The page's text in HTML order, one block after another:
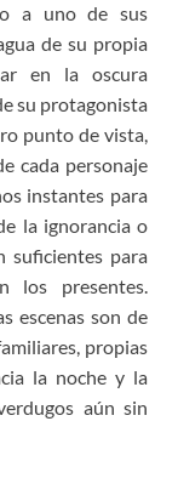
a uno de sus
de su propia
en la oscura
su protagonista
punto de vista,
cada personaje
instantes para
la ignorancia o
suficientes para
los presentes.
escenas son de
propias
la noche y la
aún sin